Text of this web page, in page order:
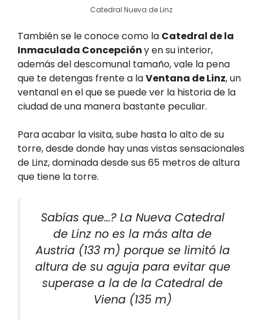
Catedral Nueva de Linz
También se le conoce como la Catedral de la
Inmaculada Concepcióny en su interior,
además del descomunal tamaño, vale la pena
que te detengas frente a laVentana de Linz, un
ventanal en el que se puede ver la historia de la
ciudad de una manera bastante peculiar.
Para acabar la visita, sube hasta lo alto de su
torre, desde donde hay unas vistas sensacionales
de Linz, dominada desde sus 65 metros de altura
que tiene la torre.
Sabías que…? La Nueva Catedral
de Linz no es la más alta de
Austria (133 m) porque se limitó la
altura de su aguja para evitar que
superase a la de la Catedral de
Viena (135 m)